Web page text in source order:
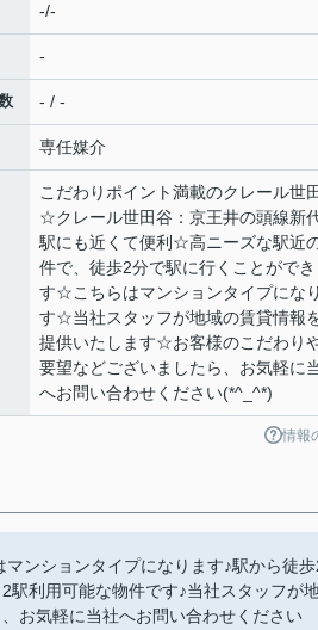
-/-
-
- / -
専任媒介
こだわりポイント満載のクレール世
☆クレール世田谷：京王井の頭線新
駅にも近くて便利☆高ニーズな駅近
件で、徒歩2分で駅に行くことができ
す☆こちらはマンションタイプにな
す☆当社スタッフが地域の賃貸情報
提供いたします☆お客様のこだわり
要望などございましたら、お気軽に
へお問い合わせください(*^_^*)
情報
ンションタイプになります♪駅から徒歩
駅利用可能な物件です♪当社スタッフが
お気軽に当社へお問い合わせください